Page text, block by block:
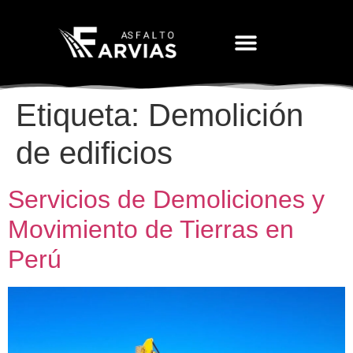
Etiqueta: Demolición
de edificios
Servicios de Demoliciones y
Movimiento de Tierras en
Perú